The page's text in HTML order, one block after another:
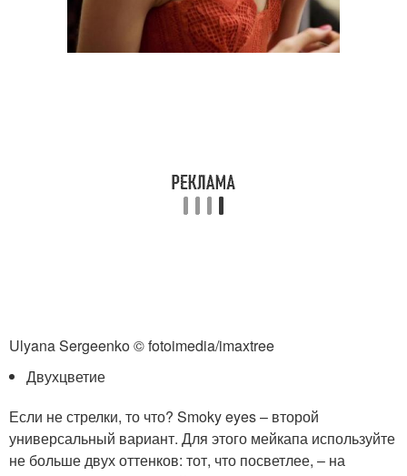
Ulyana Sergeenko © fotoimedia/imaxtree
Двухцветие
Если не стрелки, то что? Smoky eyes – второй
универсальный вариант. Для этого мейкапа используйте
не больше двух оттенков: тот, что посветлее, – на